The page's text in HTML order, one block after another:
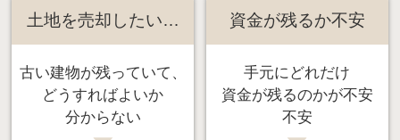
土地を売却したい…
古い建物が残っていて、
どうすればよいか
分からない
資金が残るか不安
手元にどれだけ
資金が残るのかが不安
不安